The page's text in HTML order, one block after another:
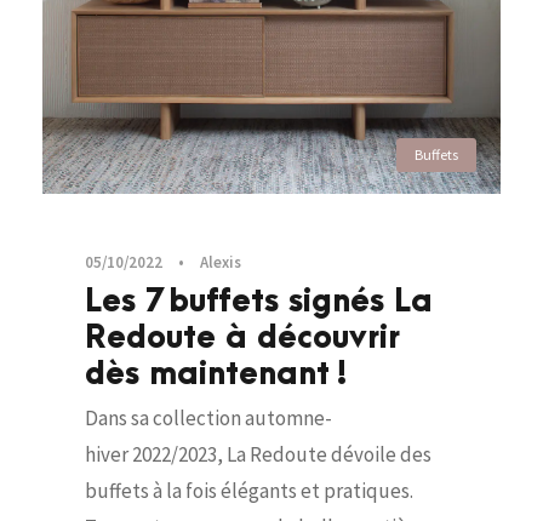
Buffets
05/10/2022 • Alexis
Les 7 buffets signés La
Redoute à découvrir
dès maintenant !
Dans sa collection automne-
hiver 2022/2023, La Redoute dévoile des
buffets à la fois élégants et pratiques.